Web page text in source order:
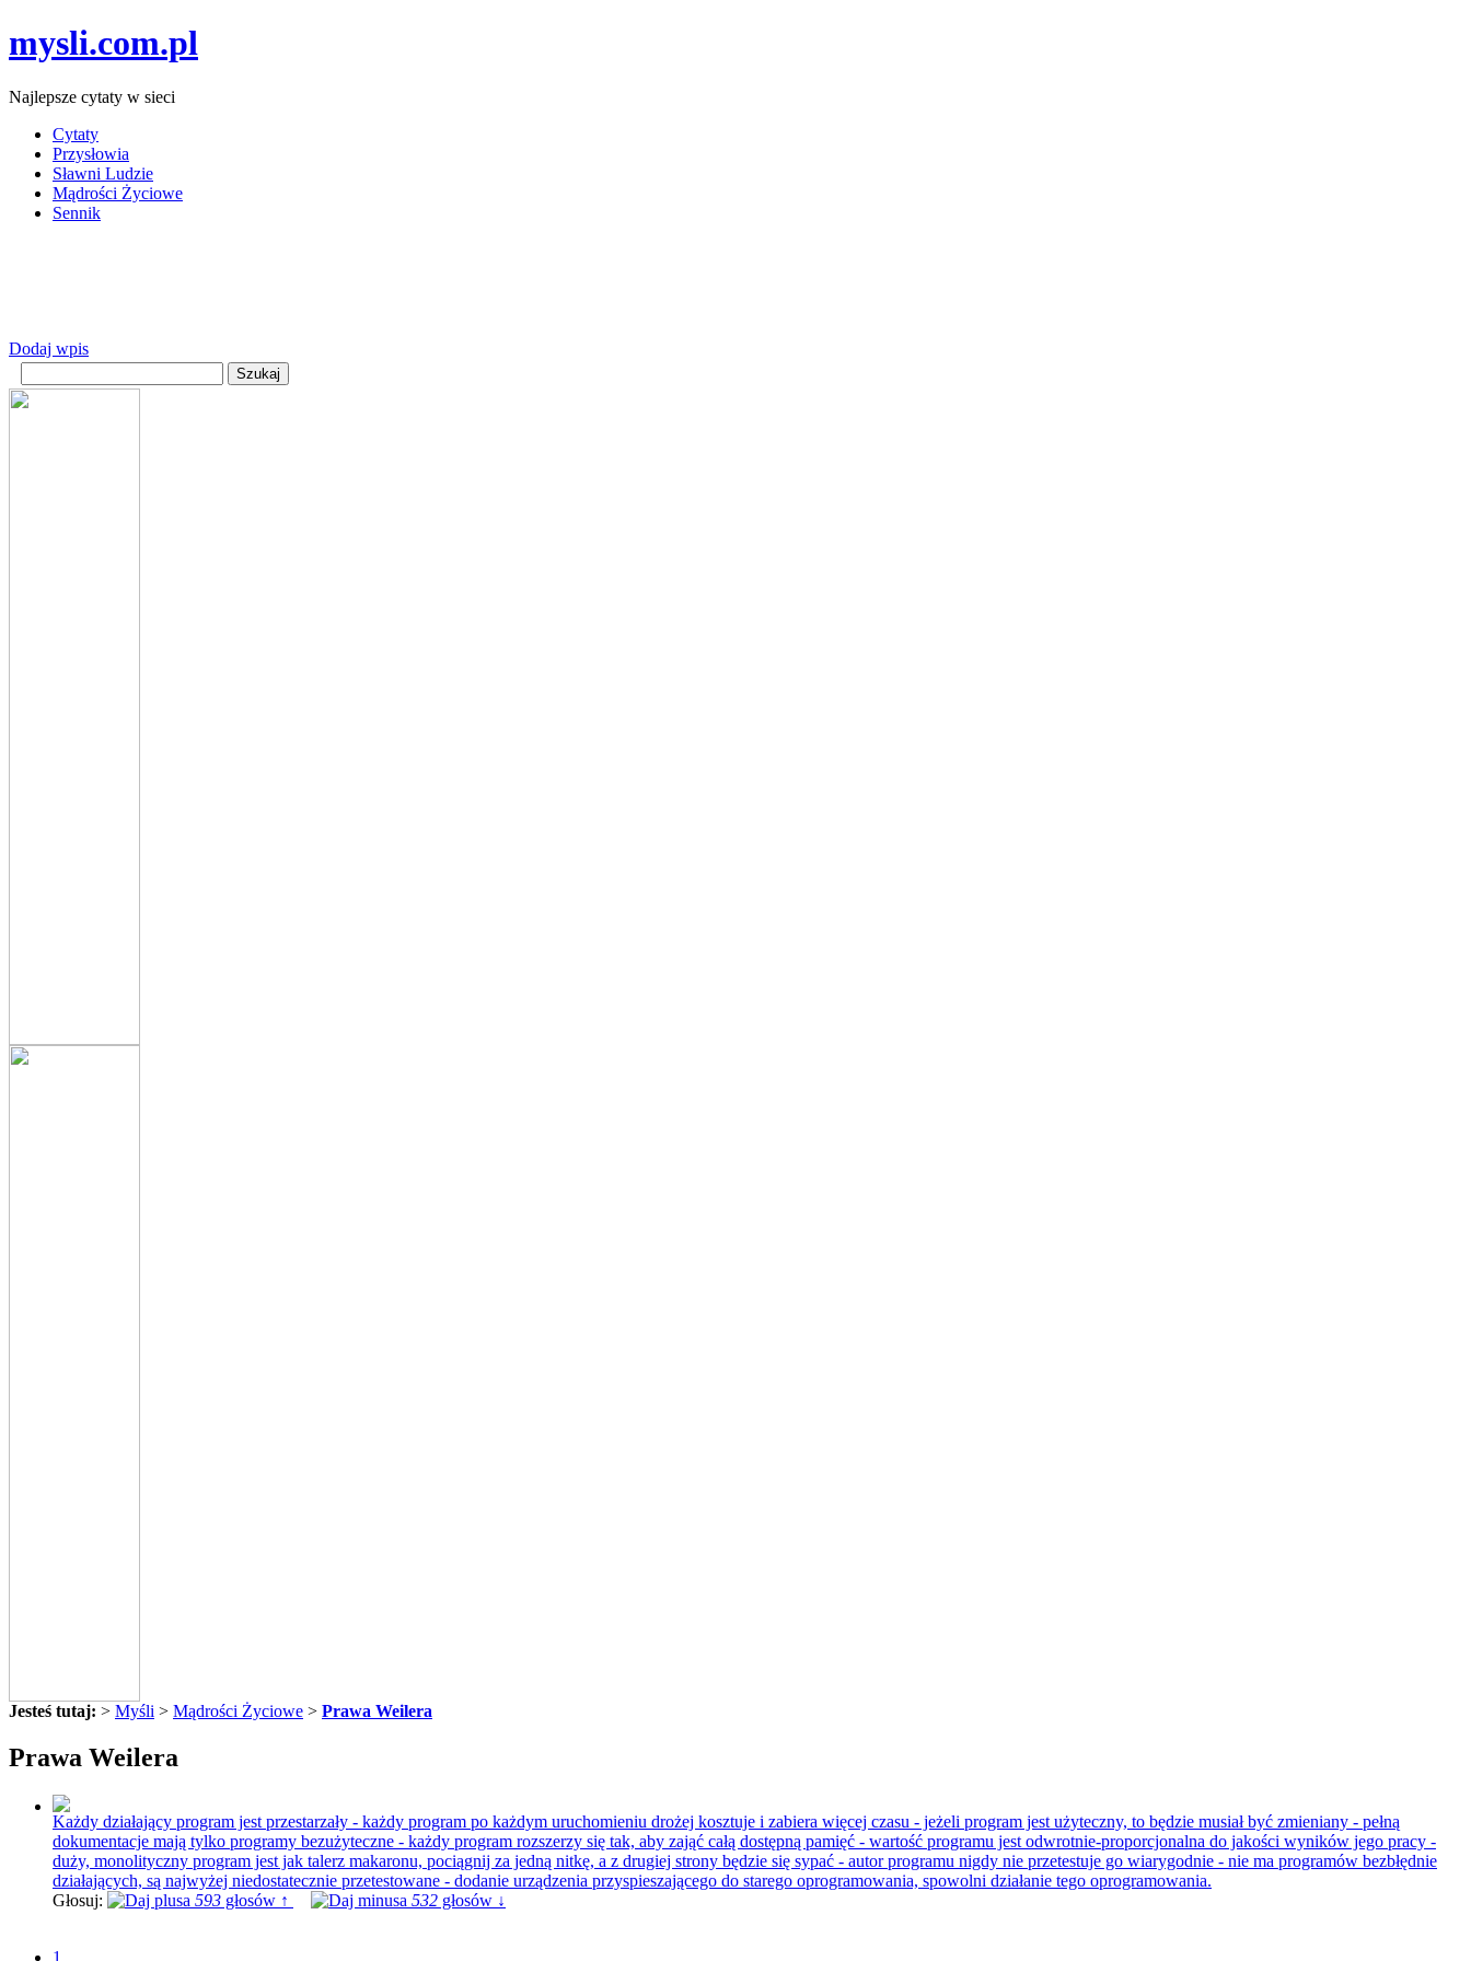
mysli.com.pl
Najlepsze cytaty w sieci
Cytaty
Przysłowia
Sławni Ludzie
Mądrości Życiowe
Sennik
Dodaj wpis
Jesteś tutaj: > Myśli > Mądrości Życiowe > Prawa Weilera
Prawa Weilera
Każdy działający program jest przestarzały - każdy program po każdym uruchomieniu drożej kosztuje i zabiera więcej czasu - jeżeli program jest użyteczny, to będzie musiał być zmieniany - pełną
dokumentacje mają tylko programy bezużyteczne - każdy program rozszerzy się tak, aby zająć całą dostępną pamięć - wartość programu jest odwrotnie-proporcjonalna do jakości wyników jego pracy -
duży, monolityczny program jest jak talerz makaronu, pociągnij za jedną nitkę, a z drugiej strony będzie się sypać - autor programu nigdy nie przetestuje go wiarygodnie - nie ma programów bezbłędnie
działających, są najwyżej niedostatecznie przetestowane - dodanie urządzenia przyspieszającego do starego oprogramowania, spowolni działanie tego oprogramowania.
Głosuj:
593 głosów ↑ 532 głosów ↓
1